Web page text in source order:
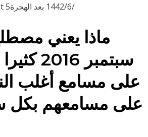
لدى هذا المستضيف وهذا النوع يخوف صح ؟! محول- ‏‏‏‏Ethernet 5‏‏/6‏‏/1442 بعد الهجرة
على مسامع أغلب
على مسامعهم بكل